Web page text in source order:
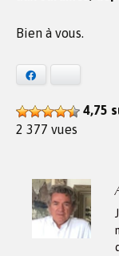
Bien à vous.
4,75
2 377 vues